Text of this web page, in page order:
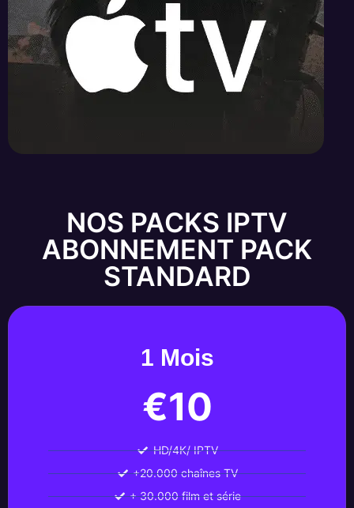
NOS PACKS IPTV
ABONNEMENT PACK
STANDARD
1 Mois
€10
HD/4K/ IPTV
+20.000 chaînes TV
+ 30.000 film et série